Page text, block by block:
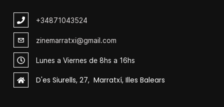
+34871043524
zinemarratxi@gmail.com
Lunes a Viernes de 8hs a 16hs
D'es Siurells, 27, Marratxí, Illes Balears